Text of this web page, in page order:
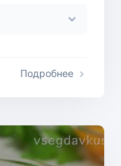
Подробнее